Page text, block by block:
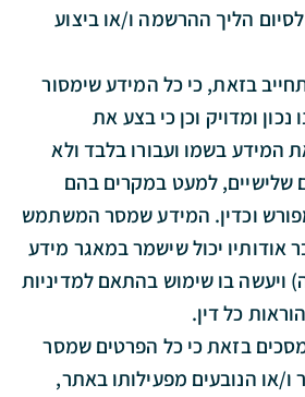
הליך ההרשמה ו/או ביצוע
בזאת, כי כל המידע שימסור
נכון ומדויק וכן כי בצע את
בשמו ועבורו בלבד ולא
שלישיים, למעט במקרים בהם
וכדין. המידע שמסר המשתמש
אודותיו יכול שישמר במאגר מידע
ויעשה בו שימוש בהתאם למדיניות
כל דין.
בזאת כי כל הפרטים שמסר
או הנובעים מפעילותו באתר,